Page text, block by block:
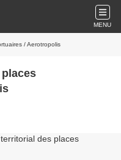
MENU
/ Aerotropolis